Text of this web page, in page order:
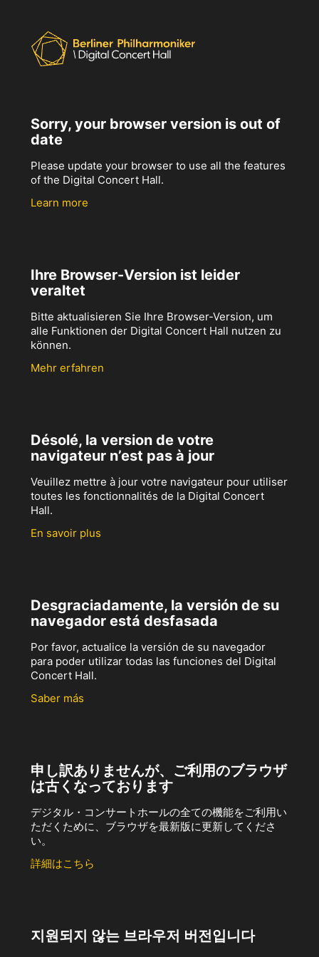
Sorry, your browser version is out of
date
Please update your browser to use all the features
of the Digital Concert Hall.
Learn more
Ihre Browser-Version ist leider
veraltet
Bitte aktualisieren Sie Ihre Browser-Version, um
alle Funktionen der Digital Concert Hall nutzen zu
können.
Mehr erfahren
Désolé, la version de votre
navigateur n’est pas à jour
Veuillez mettre à jour votre navigateur pour utiliser
toutes les fonctionnalités de la Digital Concert
Hall.
En savoir plus
Desgraciadamente, la versión de su
navegador está desfasada
Por favor, actualice la versión de su navegador
para poder utilizar todas las funciones del Digital
Concert Hall.
Saber más
申し訳ありませんが、ご利用のブラウザ
は古くなっております
デジタル・コンサートホールの全ての機能をご利用い
ただくために、ブラウザを最新版に更新してくださ
い。
詳細はこちら
지원되지 않는 브라우저 버전입니다